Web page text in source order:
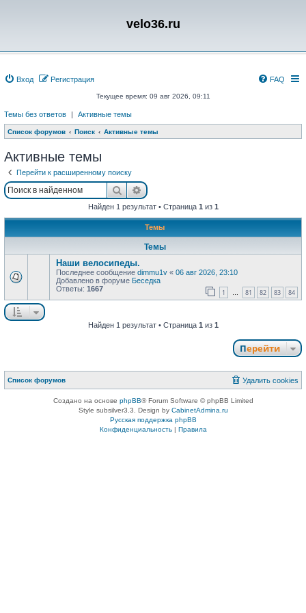
velo36.ru
Вход Регистрация FAQ
Текущее время: 09 авг 2026, 09:11
Темы без ответов | Активные темы
Список форумов Поиск Активные темы
Активные темы
Перейти к расширенному поиску
ПоискРасширенный поиск
Найден 1 результат • Страница 1 из 1
Темы
Темы
Наши велосипеды.
Последнее сообщение dimmu1v « 06 авг 2026, 23:10
Добавлено в форуме Беседка
Ответы: 1667 1 81 82 83 84
Найден 1 результат • Страница 1 из 1
Перейти
Список форумов Удалить cookies
Создано на основе phpBB® Forum Software © phpBB Limited
Style subsilver3.3. Design by CabinetAdmina.ru
Русская поддержка phpBB
Конфиденциальность| Правила